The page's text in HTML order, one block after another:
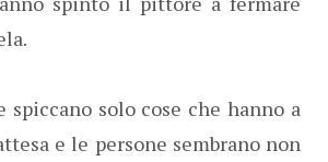
spiccano solo cose che hanno a
e le persone sembrano non